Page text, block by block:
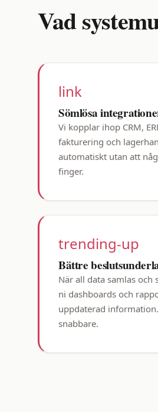
Vad
link
Sömlösa
Vi kopplar ihop CRM,
fakturering och
automatiskt utan att
finger.
trending-up
Bättre
När all data samlas
ni dashboards och
uppdaterad
snabbare.